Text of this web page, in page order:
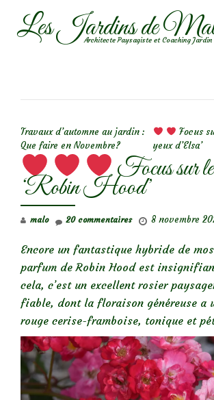
AllerLes Jardins de
Architecte Paysagiste et Coaching Jardin
Travaux d’automne au jardin :
Que faire en Novembre?
Focus
yeux d’Elsa’
Focus sur
‘Robin Hood’
malo 8 novembre
20 commentaires
Encore un fantastique hybride de
parfum de Robin Hood est
cela, c’est un excellent rosier
fiable, dont la floraison généreuse a
rouge cerise-framboise, tonique et